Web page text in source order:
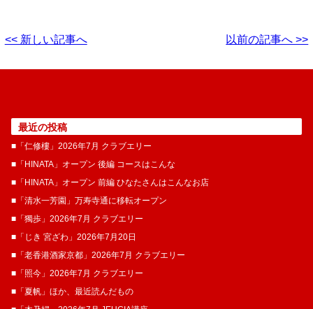
<< 新しい記事へ 以前の記事へ >>
最近の投稿
■「仁修樓」2026年7月 クラブエリー
■「HINATA」オープン 後編 コースはこんな
■「HINATA」オープン 前編 ひなたさんはこんなお店
■「清水一芳園」万寿寺通に移転オープン
■「獨歩」2026年7月 クラブエリー
■「じき 宮ざわ」2026年7月20日
■「老香港酒家京都」2026年7月 クラブエリー
■「照今」2026年7月 クラブエリー
■「夏帆」ほか、最近読んだもの